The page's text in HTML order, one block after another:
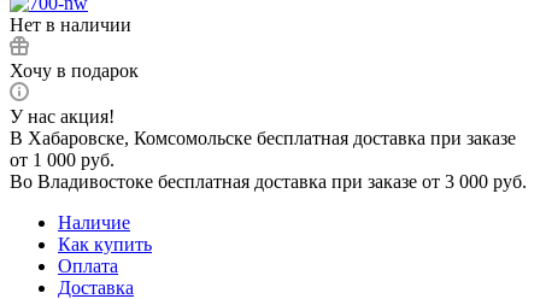
Нет в наличии
Хочу в подарок
У нас акция!
В Хабаровске, Комсомольске бесплатная доставка при заказе
от 1 000 руб.
Во Владивостоке бесплатная доставка при заказе от 3 000 руб.
Наличие
Как купить
Оплата
Доставка